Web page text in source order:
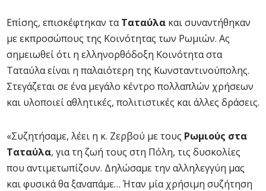
Επίσης, επισκέφτηκαν ταΤαταύλα και συναντήθηκαν
με εκπροσώπους της Κοινότητας των Ρωμιών. Ας
σημειωθεί ότι η ελληνορθόδοξη Κοινότητα στα
Ταταύλα είναι η παλαιότερη της Κωνσταντινούπολης.
Στεγάζεται σε ένα μεγάλο κέντρο πολλαπλών χρήσεων
και υλοποιεί αθλητικές, πολιτιστικές και άλλες δράσεις.
«Συζητήσαμε, λέει η κ. Ζερβού με τους Ρωμιούς στα
Ταταύλα, για τη ζωή τους στη Πόλη, τις δυσκολίες
που αντιμετωπίζουν. Δηλώσαμε την αλληλεγγύη μας
και φυσικά θα ξαναπάμε… Ήταν μία χρήσιμη συζήτηση